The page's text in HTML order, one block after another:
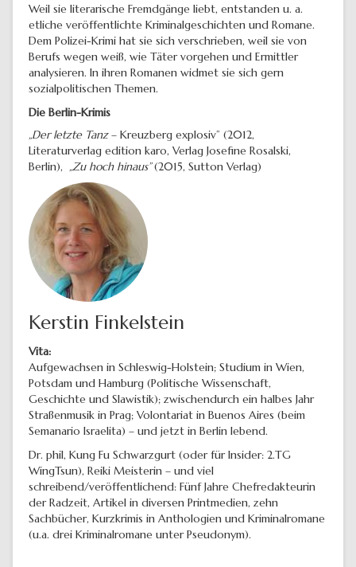
Weil sie literarische Fremdgänge liebt, entstanden u. a.
etliche veröffentlichte Kriminalgeschichten und Romane.
Dem Polizei-Krimi hat sie sich verschrieben, weil sie von
Berufs wegen weiß, wie Täter vorgehen und Ermittler
analysieren. In ihren Romanen widmet sie sich gern
sozialpolitischen Themen.
Die Berlin-Krimis
„Der letzte Tanz– Kreuzberg explosiv” (2012,
Literaturverlag edition karo, Verlag Josefine Rosalski,
Berlin), „Zu hoch hinaus”(2015, Sutton Verlag)
Kerstin Finkelstein
Vita:
Aufgewachsen in Schleswig-Holstein; Studium in Wien,
Potsdam und Hamburg (Politische Wissenschaft,
Geschichte und Slawistik); zwischendurch ein halbes Jahr
Straßenmusik in Prag; Volontariat in Buenos Aires (beim
Semanario Israelita) – und jetzt in Berlin lebend.
Dr. phil, Kung Fu Schwarzgurt (oder für Insider: 2.TG
WingTsun), Reiki Meisterin – und viel
schreibend/veröffentlichend: Fünf Jahre Chefredakteurin
der Radzeit, Artikel in diversen Printmedien, zehn
Sachbücher, Kurzkrimis in Anthologien und Kriminalromane
(u.a. drei Kriminalromane unter Pseudonym).